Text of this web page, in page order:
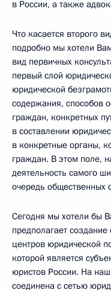
в России, а также
Что касается второго
подробно мы хотели
вид первичных
первый слой
юридической
содержания, способов
граждан, конкретных
в составлении
в конкретные органы,
граждан. В этом поле,
деятельность самого
очередь общественных
Сегодня мы хотели бы
предполагает
центров юридической
которой является
юристов России. На
соединена с сетью